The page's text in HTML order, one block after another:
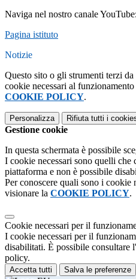
Naviga nel nostro canale YouTube:
Pagina istituto
Notizie
Questo sito o gli strumenti terzi
cookie necessari al
COOKIE POLICY.
Personalizza Rifiuta tutti i
Gestione cookie
In questa schermata è possibile
I cookie necessari sono quelli
piattaforma e non è possibile
Per conoscere quali sono i cookie
visionare la COOKIE POLICY.
Cookie necessari per il
I cookie necessari per il
disabilitati. È possibile consultare
policy.
Accetta tutti Salva le preferenze